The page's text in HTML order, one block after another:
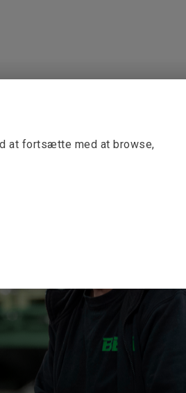
at fortsætte med at browse,